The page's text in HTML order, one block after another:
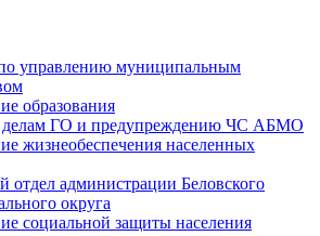
управлению муниципальным
образования
делам ГО и предупреждению ЧС АБМО
жизнеобеспечения населенных
отдел администрации Беловского
округа
социальной защиты населения